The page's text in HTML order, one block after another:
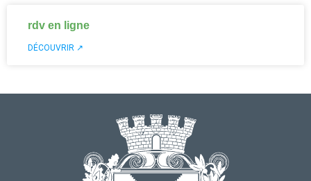
rdv en ligne
DÉCOUVRIR ↗